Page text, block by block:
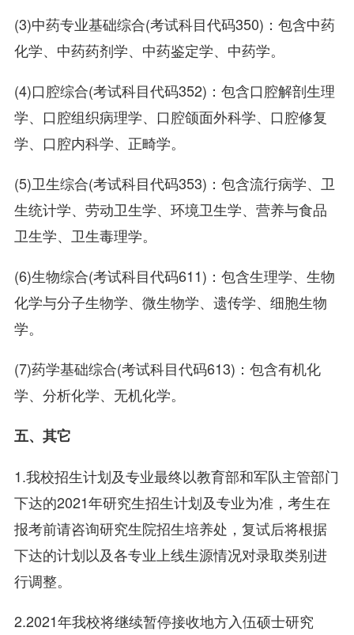
(3)中药专业基础综合(考试科目代码350)：包含中药
化学、中药药剂学、中药鉴定学、中药学。
(4)口腔综合(考试科目代码352)：包含口腔解剖生理
学、口腔组织病理学、口腔颌面外科学、口腔修复
学、口腔内科学、正畸学。
(5)卫生综合(考试科目代码353)：包含流行病学、卫
生统计学、劳动卫生学、环境卫生学、营养与食品
卫生学、卫生毒理学。
(6)生物综合(考试科目代码611)：包含生理学、生物
化学与分子生物学、微生物学、遗传学、细胞生物
学。
(7)药学基础综合(考试科目代码613)：包含有机化
学、分析化学、无机化学。
五、其它
1.我校招生计划及专业最终以教育部和军队主管部门
下达的2021年研究生招生计划及专业为准，考生在
报考前请咨询研究生院招生培养处，复试后将根据
下达的计划以及各专业上线生源情况对录取类别进
行调整。
2.2021年我校将继续暂停接收地方入伍硕士研究